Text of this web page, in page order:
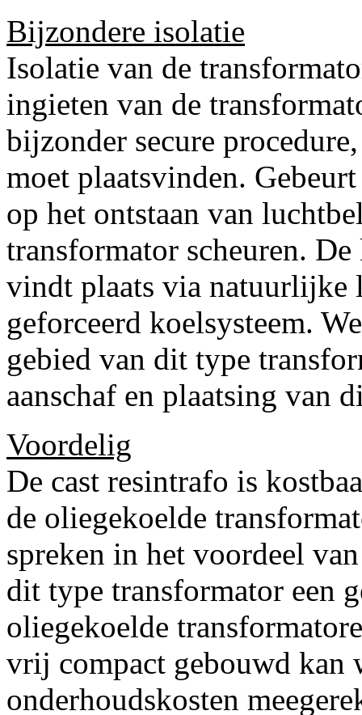
Bijzondere isolatie
Isolatie van de
ingieten van de
bijzonder secure
moet plaatsvinden.
op het ontstaan van
transformator scheuren.
vindt plaats via natuurlijke
geforceerd koelsysteem.
gebied van dit type
aanschaf en plaatsing van
Voordelig
De cast resintrafo is
de oliegekoelde
spreken in het voordeel
dit type transformator een
oliegekoelde
vrij compact gebouwd kan
onderhoudskosten